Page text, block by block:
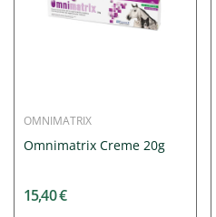
OMNIMATRIX
Omnimatrix Creme 20g
15,40 €